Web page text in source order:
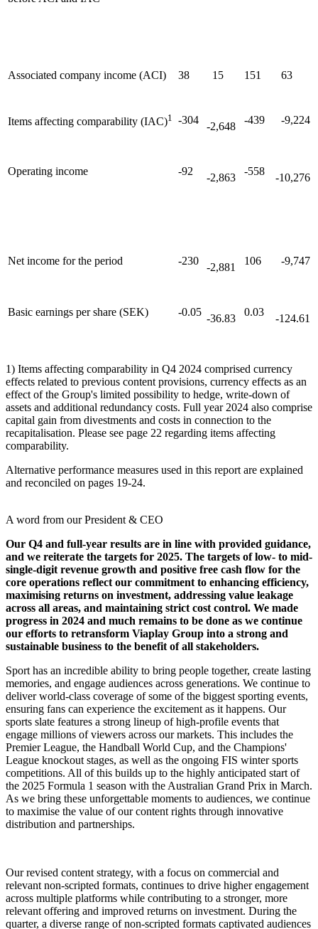
Associated company income (ACI) 38 15 151 63
Items affecting comparability (IAC)1 -304
-2,648
-439 -9,224
Operating income -92
-2,863
-558
-10,276
Net income for the period -230
-2,881
106 -9,747
Basic earnings per share (SEK) -0.05
-36.83
0.03
-124.61
1) Items affecting comparability in Q4 2024 comprised currency
effects related to previous content provisions, currency effects as an
effect of the Group's limited possibility to hedge, write-down of
assets and additional redundancy costs. Full year 2024 also comprise
capital gain from divestments and costs in connection to the
recapitalisation. Please see page 22 regarding items affecting
comparability.
Alternative performance measures used in this report are explained
and reconciled on pages 19-24.
A word from our President & CEO
Our Q4 and full-year results are in line with provided guidance,
and we reiterate the targets for 2025. The targets of low- to mid-
single-digit revenue growth and positive free cash flow for the
core operations reflect our commitment to enhancing efficiency,
maximising returns on investment, addressing value leakage
across all areas, and maintaining strict cost control. We made
progress in 2024 and much remains to be done as we continue
our efforts to retransform Viaplay Group into a strong and
sustainable business to the benefit of all stakeholders.
Sport has an incredible ability to bring people together, create lasting
memories, and engage audiences across generations. We continue to
deliver world-class coverage of some of the biggest sporting events,
ensuring fans can experience the excitement as it happens. Our
sports slate features a strong lineup of high-profile events that
engage millions of viewers across our markets. This includes the
Premier League, the Handball World Cup, and the Champions'
League knockout stages, as well as the ongoing FIS winter sports
competitions. All of this builds up to the highly anticipated start of
the 2025 Formula 1 season with the Australian Grand Prix in March.
As we bring these unforgettable moments to audiences, we continue
to maximise the value of our content rights through innovative
distribution and partnerships.
Our revised content strategy, with a focus on commercial and
relevant non-scripted formats, continues to drive higher engagement
across multiple platforms while contributing to a stronger, more
relevant offering and improved returns on investment. During the
quarter, a diverse range of non-scripted formats captivated audiences